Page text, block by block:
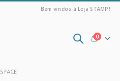
Bem vindos à Loja STAMP!
0
SPACE